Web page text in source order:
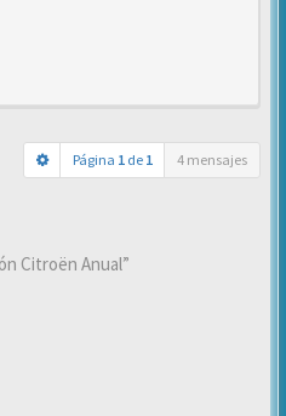
Página 1 de 1 4 mensajes
Citroën Anual”